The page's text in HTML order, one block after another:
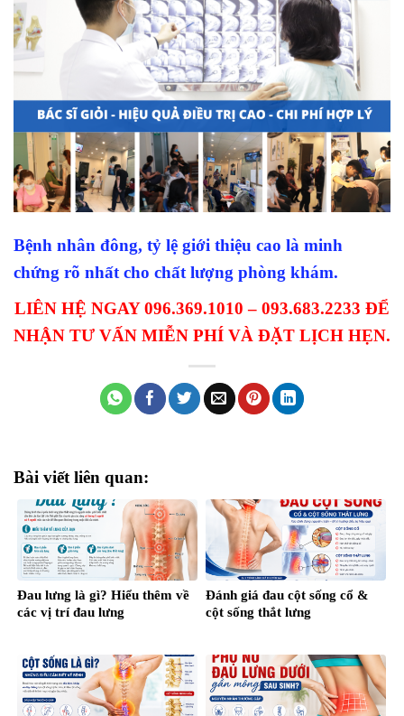
Bệnh nhân đông, tỷ lệ giới thiệu cao là minh
chứng rõ nhất cho chất lượng phòng khám.
LIÊN HỆ NGAY 096.369.1010 – 093.683.2233 ĐỂ
NHẬN TƯ VẤN MIỄN PHÍ VÀ ĐẶT LỊCH HẸN.
Bài viết liên quan:
Đau lưng là gì? Hiểu thêm về
các vị trí đau lưng
Đánh giá đau cột sống cổ &
cột sống thắt lưng